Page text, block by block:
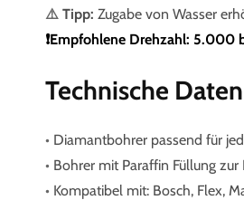
⚠️ Tipp: Zugabe von Wasser
❗️Empfohlene Drehzahl:
Technische Daten
• Diamantbohrer passend für
• Bohrer mit Paraffin Füllung zur
• Kompatibel mit: Bosch, Flex,